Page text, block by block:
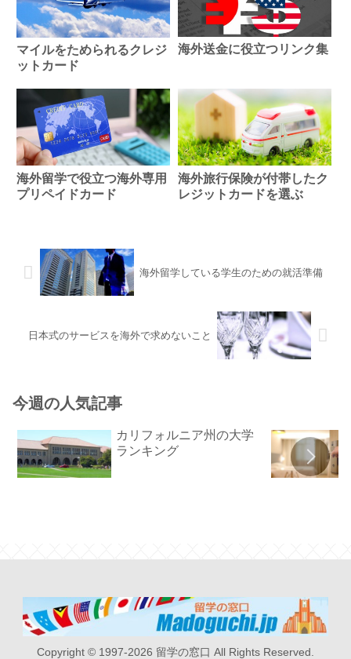
マイルをためられるクレジ
ットカード
海外送金に役立つリンク集
海外留学で役立つ海外専用
プリペイドカード
海外旅行保険が付帯したク
レジットカードを選ぶ
海外留学している学生のための就活準備
日本式のサービスを海外で求めないこと
今週の人気記事
カリフォルニア州の大学
ランキング
Copyright © 1997-2026 留学の窓口 All Rights Reserved.